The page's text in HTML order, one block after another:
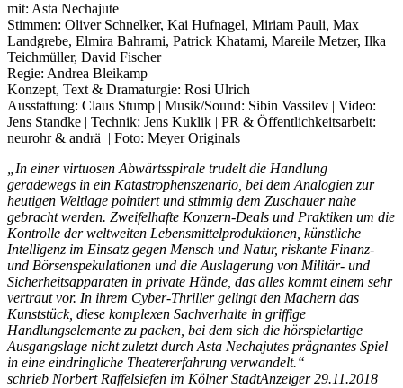
mit: Asta Nechajute
Stimmen: Oliver Schnelker, Kai Hufnagel, Miriam Pauli, Max
Landgrebe, Elmira Bahrami, Patrick Khatami, Mareile Metzer, Ilka
Teichmüller, David Fischer
Regie: Andrea Bleikamp
Konzept, Text & Dramaturgie: Rosi Ulrich
Ausstattung: Claus Stump | Musik/Sound: Sibin Vassilev | Video:
Jens Standke | Technik: Jens Kuklik | PR & Öffentlichkeitsarbeit:
neurohr & andrä | Foto: Meyer Originals
„In einer virtuosen Abwärtsspirale trudelt die Handlung
geradewegs in ein Katastrophenszenario, bei dem Analogien zur
heutigen Weltlage pointiert und stimmig dem Zuschauer nahe
gebracht werden. Zweifelhafte Konzern-Deals und Praktiken um die
Kontrolle der weltweiten Lebensmittelproduktionen, künstliche
Intelligenz im Einsatz gegen Mensch und Natur, riskante Finanz-
und Börsenspekulationen und die Auslagerung von Militär- und
Sicherheitsapparaten in private Hände, das alles kommt einem sehr
vertraut vor. In ihrem Cyber-Thriller gelingt den Machern das
Kunststück, diese komplexen Sachverhalte in griffige
Handlungselemente zu packen, bei dem sich die hörspielartige
Ausgangslage nicht zuletzt durch Asta Nechajutes prägnantes Spiel
in eine eindringliche Theatererfahrung verwandelt.“
schrieb Norbert Raffelsiefen im Kölner StadtAnzeiger 29.11.2018